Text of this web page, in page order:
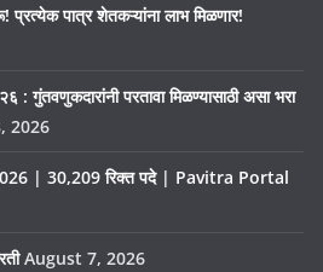
पात्र शेतकऱ्यांना लाभ मिळणार!
: गुंतवणुकदारांनी परतावा मिळण्यासाठी असा भरा
2026
2026 | 30,209 रिक्त पदे | Pavitra Portal
August 7, 2026